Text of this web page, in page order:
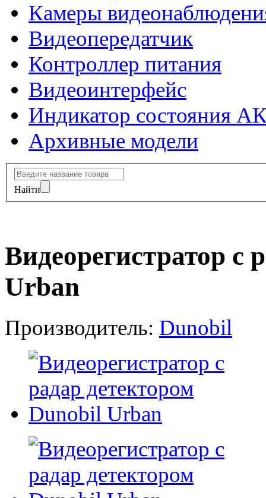
Камеры
Видеопередатчик
Контроллер питания
Видеоинтерфейс
Индикатор состояния
Архивные модели
Найти
Видеорегистратор с
Urban
Производитель: Dunobil